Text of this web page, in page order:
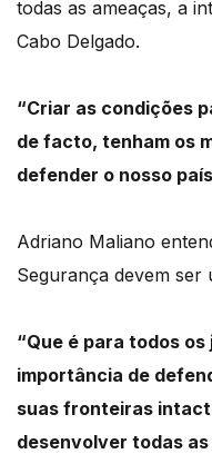
todas as ameaças, a
Cabo Delgado.
“Criar as condições
de facto, tenham os
defender o nosso
Adriano Maliano
Segurança devem ser
“Que é para todos
importância de
suas fronteiras
desenvolver todas